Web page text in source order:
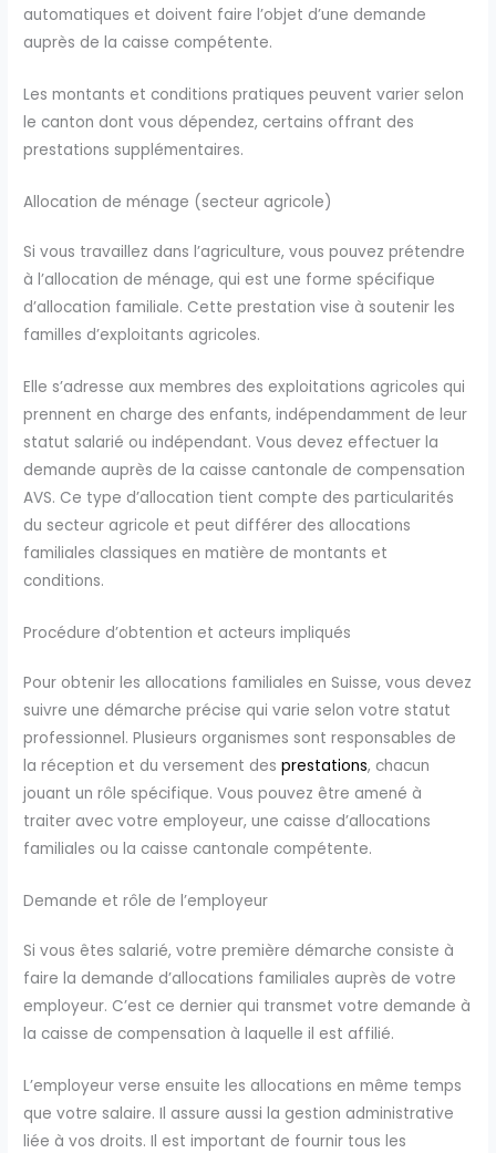
automatiques et doivent faire l’objet d’une demande
auprès de la caisse compétente.
Les montants et conditions pratiques peuvent varier selon
le canton dont vous dépendez, certains offrant des
prestations supplémentaires.
Allocation de ménage (secteur agricole)
Si vous travaillez dans l’agriculture, vous pouvez prétendre
à l’allocation de ménage, qui est une forme spécifique
d’allocation familiale. Cette prestation vise à soutenir les
familles d’exploitants agricoles.
Elle s’adresse aux membres des exploitations agricoles qui
prennent en charge des enfants, indépendamment de leur
statut salarié ou indépendant. Vous devez effectuer la
demande auprès de la caisse cantonale de compensation
AVS. Ce type d’allocation tient compte des particularités
du secteur agricole et peut différer des allocations
familiales classiques en matière de montants et
conditions.
Procédure d’obtention et acteurs impliqués
Pour obtenir les allocations familiales en Suisse, vous devez
suivre une démarche précise qui varie selon votre statut
professionnel. Plusieurs organismes sont responsables de
la réception et du versement desprestations, chacun
jouant un rôle spécifique. Vous pouvez être amené à
traiter avec votre employeur, une caisse d’allocations
familiales ou la caisse cantonale compétente.
Demande et rôle de l’employeur
Si vous êtes salarié, votre première démarche consiste à
faire la demande d’allocations familiales auprès de votre
employeur. C’est ce dernier qui transmet votre demande à
la caisse de compensation à laquelle il est affilié.
L’employeur verse ensuite les allocations en même temps
que votre salaire. Il assure aussi la gestion administrative
liée à vos droits. Il est important de fournir tous les